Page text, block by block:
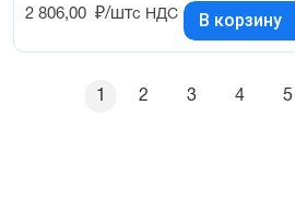
2 806,00 ₽/штс НДС В корзину
1 2 3 4 5